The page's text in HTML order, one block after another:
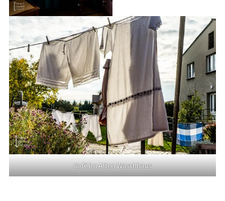
Café im Alten Waschhaus